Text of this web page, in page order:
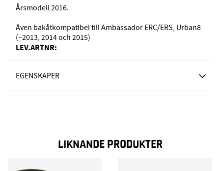
Årsmodell 2016.
Även bakåtkompatibel till Ambassador ERC/ERS, Urban8
(~2013, 2014 och 2015)
LEV.ARTNR:
EGENSKAPER
LIKNANDE PRODUKTER